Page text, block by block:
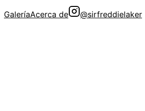
GaleríaAcerca de @sirfreddielaker